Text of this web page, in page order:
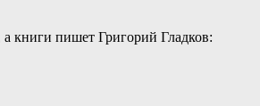
книги пишет Григорий Гладков: